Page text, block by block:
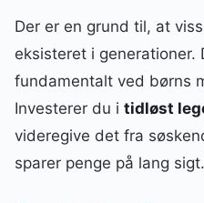
Der er en grund til, at
eksisteret i generationer.
fundamentalt ved børns
Investerer du i tidløst
videregive det fra
sparer penge på lang sigt.